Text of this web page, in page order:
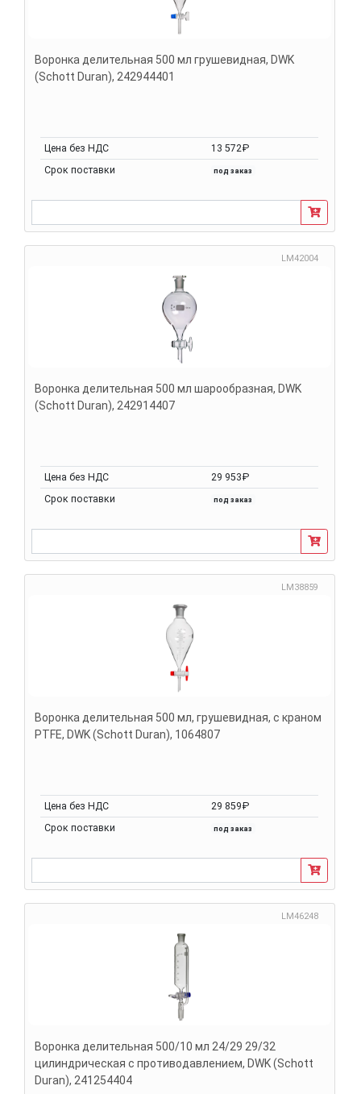
Воронка делительная 500 мл грушевидная, DWK
(Schott Duran), 242944401
Цена без НДС
13 572₽
Срок поставки
под заказ
LM42004
Воронка делительная 500 мл шарообразная, DWK
(Schott Duran), 242914407
Цена без НДС
29 953₽
Срок поставки
под заказ
LM38859
Воронка делительная 500 мл, грушевидная, с краном
PTFE, DWK (Schott Duran), 1064807
Цена без НДС
29 859₽
Срок поставки
под заказ
LM46248
Воронка делительная 500/10 мл 24/29 29/32
цилиндрическая с противодавлением, DWK (Schott
Duran), 241254404